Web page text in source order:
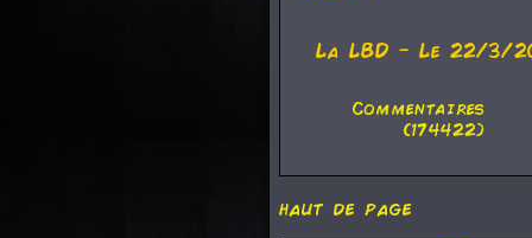
La LBD - Le 22/3/
Commentaires
(174422)
haut de page